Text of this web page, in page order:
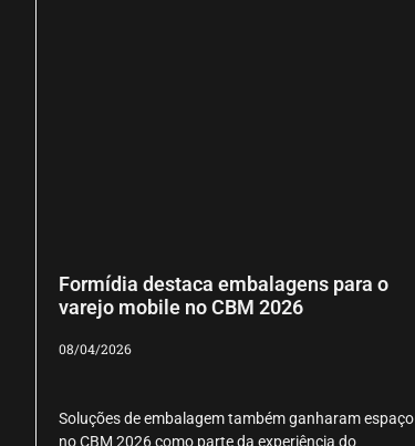
Formídia destaca embalagens para o
varejo mobile no CBM 2026
08/04/2026
Soluções de embalagem também ganharam espaço
no CBM 2026 como parte da experiência do